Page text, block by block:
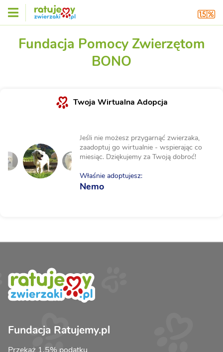
Fundacja Pomocy Zwierzętom
BONO
Twoja Wirtualna Adopcja
Jeśli nie możesz przygarnąć zwierzaka,
zaadoptuj go wirtualnie - wspierając co
miesiąc. Dziękujemy za Twoją dobroć!
Właśnie adoptujesz:
Nemo
Fundacja Ratujemy.pl